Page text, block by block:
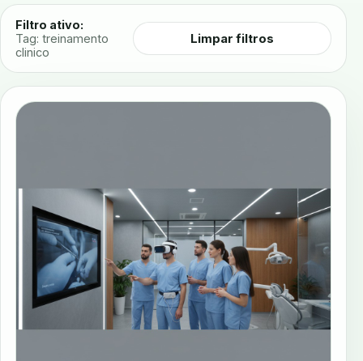
Filtro ativo:
Tag: treinamento
clinico
Limpar filtros